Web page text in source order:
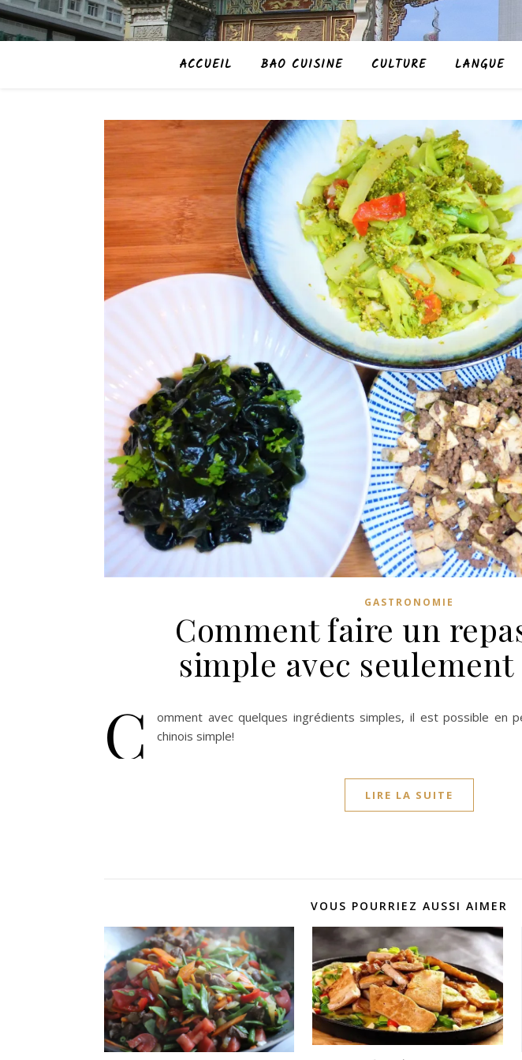
ACCUEIL BAO CUISINE CULTURE LANGUE
GASTRONOMIE
Comment faire un
simple avec seulement
C
omment avec quelques ingrédients simples, il est possible en
chinois simple!
LIRE LA SUITE
VOUS POURRIEZ AUSSI AIMER